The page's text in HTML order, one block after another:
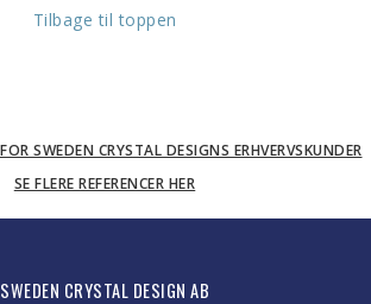
Tilbage til toppen
SE FLERE REFERENCER HER
SWEDEN CRYSTAL DESIGN AB